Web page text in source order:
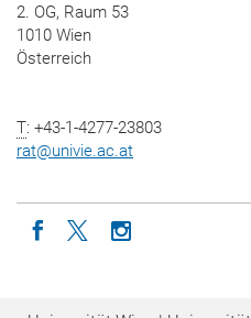
2. OG, Raum 53
1010 Wien
Österreich
T: +43-1-4277-23803
rat@univie.ac.at
Icon facebook
Icon twitter
Icon